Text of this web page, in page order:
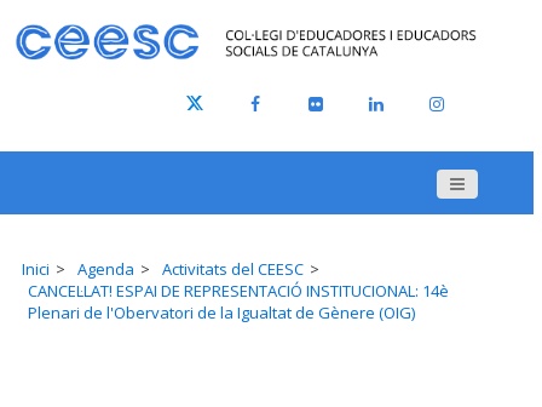
Inici Agenda
Activitats del CEESC
CANCEL·LAT! ESPAI DE REPRESENTACIÓ INSTITUCIONAL: 14è
Plenari de l'Obervatori de la Igualtat de Gènere (OIG)